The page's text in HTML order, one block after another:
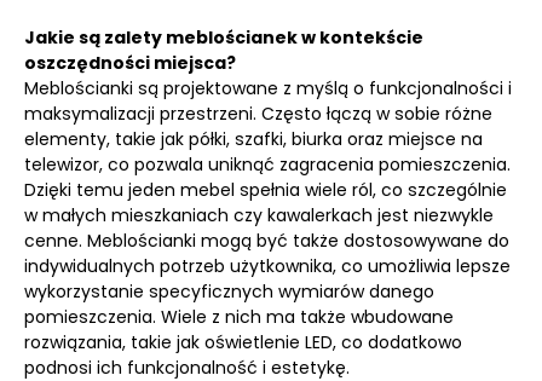
Jakie są zalety meblościanek w kontekście
oszczędności miejsca?
Meblościanki są projektowane z myślą o funkcjonalności i
maksymalizacji przestrzeni. Często łączą w sobie różne
elementy, takie jak półki, szafki, biurka oraz miejsce na
telewizor, co pozwala uniknąć zagracenia pomieszczenia.
Dzięki temu jeden mebel spełnia wiele ról, co szczególnie
w małych mieszkaniach czy kawalerkach jest niezwykle
cenne. Meblościanki mogą być także dostosowywane do
indywidualnych potrzeb użytkownika, co umożliwia lepsze
wykorzystanie specyficznych wymiarów danego
pomieszczenia. Wiele z nich ma także wbudowane
rozwiązania, takie jak oświetlenie LED, co dodatkowo
podnosi ich funkcjonalność i estetykę.